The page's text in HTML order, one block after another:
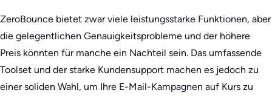
ZeroBounce bietet zwar viele leistungsstarke Funktionen, aber
die gelegentlichen Genauigkeitsprobleme und der höhere
Preis könnten für manche ein Nachteil sein. Das umfassende
Toolset und der starke Kundensupport machen es jedoch zu
einer soliden Wahl, um Ihre E-Mail-Kampagnen auf Kurs zu